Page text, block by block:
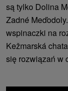
są tylko Dolina
Zadné
wspinaczki na
Kežmarská
się rozwiązań w